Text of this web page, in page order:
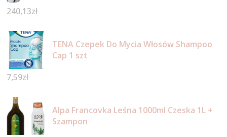
240,13zł
TENA Czepek Do Mycia Włosów Shampoo
Cap 1 szt
7,59zł
Alpa Francovka Leśna 1000ml Czeska 1L +
Szampon